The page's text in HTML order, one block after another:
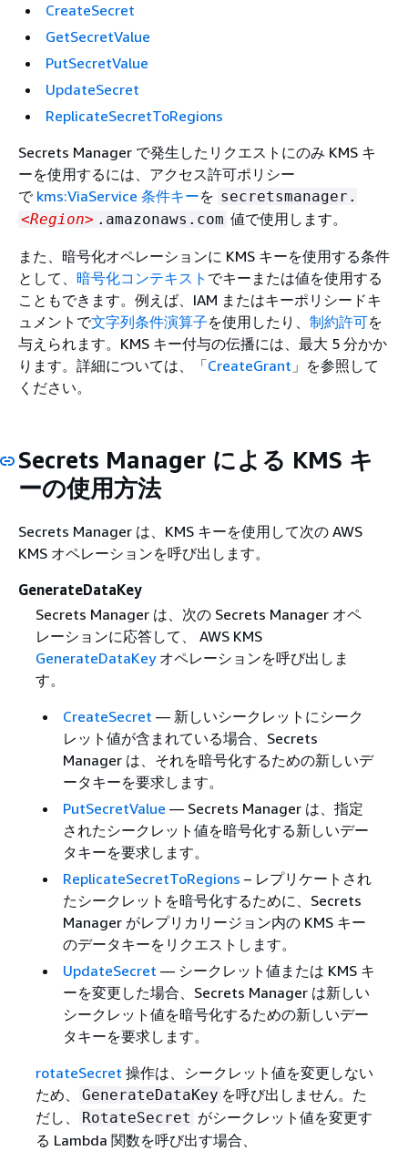
CreateSecret
GetSecretValue
PutSecretValue
UpdateSecret
ReplicateSecretToRegions
Secrets Manager で発生したリクエストにのみ KMS キ
ーを使用するには、アクセス許可ポリシー
で kms:ViaService 条件キーを secretsmanager.
<Region> .amazonaws.com 値で使用します。
また、暗号化オペレーションに KMS キーを使用する条件
として、 暗号化コンテキスト でキーまたは値を使用する
こともできます。例えば、IAM またはキーポリシードキ
ュメントで文字列条件演算子を使用したり、 制約許可を
与えられます。KMS キー付与の伝播には、最大 5 分かか
ります。詳細については、「CreateGrant 」を参照して
ください。
Secrets Manager による KMS キ
ーの使用方法
Secrets Manager は、KMS キーを使用して次の AWS
KMS オペレーションを呼び出します。
GenerateDataKey
Secrets Manager は、次の Secrets Manager オペ
レーションに応答して、 AWS KMS
GenerateDataKeyオペレーションを呼び出しま
す。
CreateSecret — 新しいシークレットにシーク
レット値が含まれている場合、Secrets
Manager は、それを暗号化するための新しいデ
ータキーを要求します。
PutSecretValue — Secrets Manager は、指定
されたシークレット値を暗号化する新しいデー
タキーを要求します。
ReplicateSecretToRegions – レプリケートされ
たシークレットを暗号化するために、Secrets
Manager がレプリカリージョン内の KMS キー
のデータキーをリクエストします。
UpdateSecret — シークレット値または KMS キ
ーを変更した場合、Secrets Manager は新しい
シークレット値を暗号化するための新しいデー
タキーを要求します。
rotateSecret 操作は、シークレット値を変更しない
ため、
GenerateDataKey を呼び出しません。た
だし、
RotateSecret がシークレット値を変更す
る Lambda 関数を呼び出す場合、